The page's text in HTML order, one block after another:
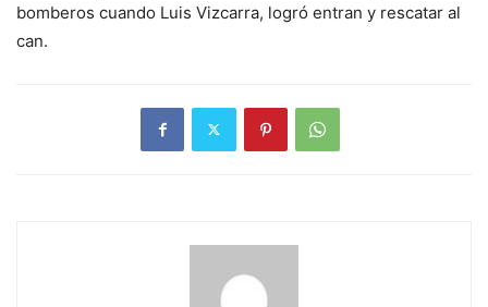
bomberos cuando Luis Vizcarra, logró entran y rescatar al
can.